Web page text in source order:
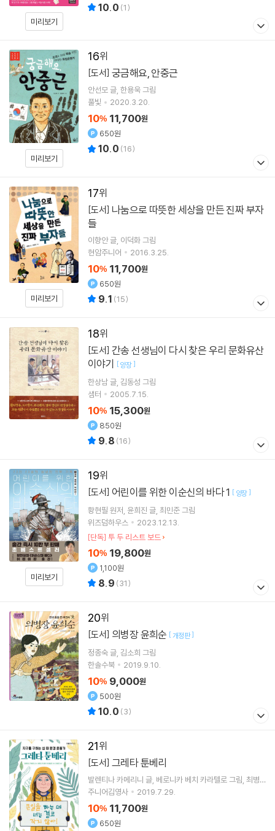
미리보기
10.0 (1)
16
미리보기
[도서] 궁금해요, 안중근
안선모글 한용욱그림
풀빛
2020.3.20.
10% 11,700원
650원
10.0 (16)
17
미리보기
[도서]
들
이향안글 이덕화그림
현암주니어
2016.3.25.
10% 11,700원
650원
9.1 (15)
18
[도서]
이야기 [양장]
한상남글 김동성 그림
샘터
2005.7.15.
10% 15,300원
850원
9.8 (16)
19
미리보기
[도서] 어린이를 위한 이순신의 바다 1 [ 양장]
황현필 원저 윤희진 글 최민준그림
위즈덤하우스
2023.12.13.
[단독] 투 두 리스트 보드
10% 19,800원
1,100원
8.9 (31)
20
[도서] 의병장 윤희순 [개정판]
정종숙글 김소희 그림
한솔수북
2019.9.10.
10% 9,000원
500원
10.0 (3)
21
[도서] 그레타 툰베리
발렌티나 카메리니 글 베로니카 베치 카라텔로 그림 최병
진역
주니어김영사 2019.7.29.
10% 11,700원
650원